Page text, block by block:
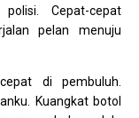
Cepat-cepat
pelan menuju
di pembuluh.
Kuangkat botol